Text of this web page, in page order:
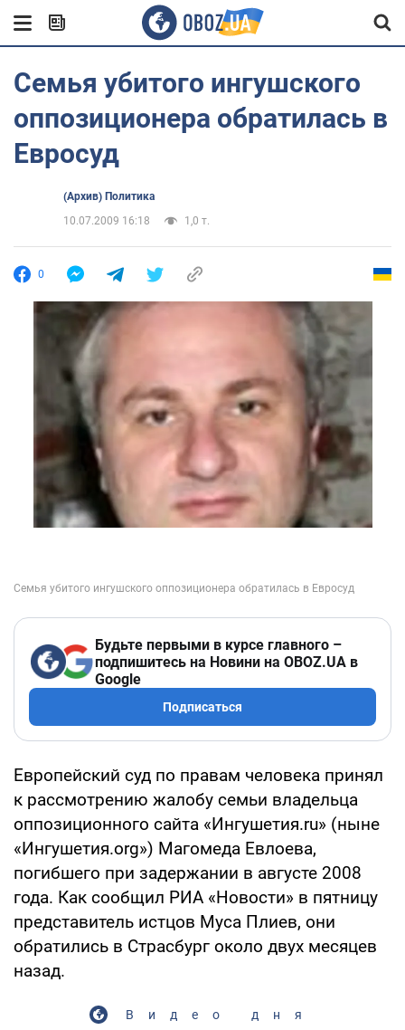
Семья убитого ингушского
оппозиционера обратилась в
Евросуд
(Архив) Политика
10.07.2009 16:18
1,0 т.
0
Будьте первыми в курсе главного –
подпишитесь на Новини на OBOZ.UA в
Google
Подписаться
Европейский суд по правам человека принял
к рассмотрению жалобу семьи владельца
оппозиционного сайта «Ингушетия.ru» (ныне
«Ингушетия.org») Магомеда Евлоева,
погибшего при задержании в августе 2008
года. Как сообщил РИА «Новости» в пятницу
представитель истцов Муса Плиев, они
обратились в Страсбург около двух месяцев
назад.
Видео дня